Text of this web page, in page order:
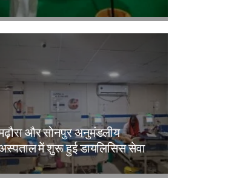
Amit Lekh
और सोनपुर अनुमंडलीय
में शुरू हुई डायलिसिस सेवा
Amit Lekh